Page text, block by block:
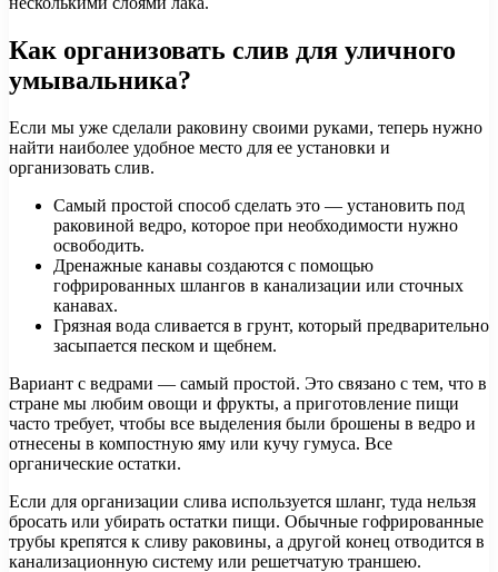
Как организовать слив для уличного
умывальника?
Если мы уже сделали раковину своими руками, теперь нужно
найти наиболее удобное место для ее установки и
организовать слив.
Самый простой способ сделать это — установить под
раковиной ведро, которое при необходимости нужно
освободить.
Дренажные канавы создаются с помощью
гофрированных шлангов в канализации или сточных
канавах.
Грязная вода сливается в грунт, который предварительно
засыпается песком и щебнем.
Вариант с ведрами — самый простой. Это связано с тем, что в
стране мы любим овощи и фрукты, а приготовление пищи
часто требует, чтобы все выделения были брошены в ведро и
отнесены в компостную яму или кучу гумуса. Все
органические остатки.
Если для организации слива используется шланг, туда нельзя
бросать или убирать остатки пищи. Обычные гофрированные
трубы крепятся к сливу раковины, а другой конец отводится в
канализационную систему или решетчатую траншею.